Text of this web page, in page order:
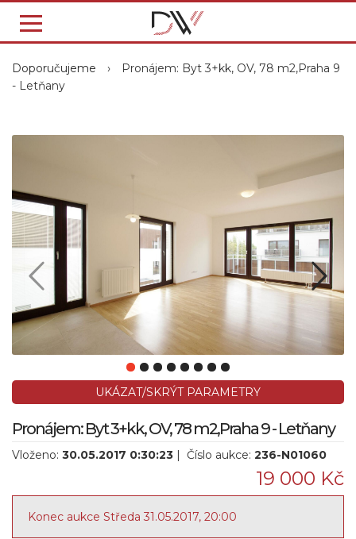
Doporučujeme ›
Pronájem: Byt 3+kk, OV, 78 m2,Praha 9
- Letňany
UKÁZAT/SKRÝT PARAMETRY
Pronájem: Byt 3+kk, OV, 78 m2,Praha 9 - Letňany
Vloženo: 30.05.2017 0:30:23 | Číslo aukce: 236-N01060
19 000 Kč
Konec aukce Středa 31.05.2017, 20:00